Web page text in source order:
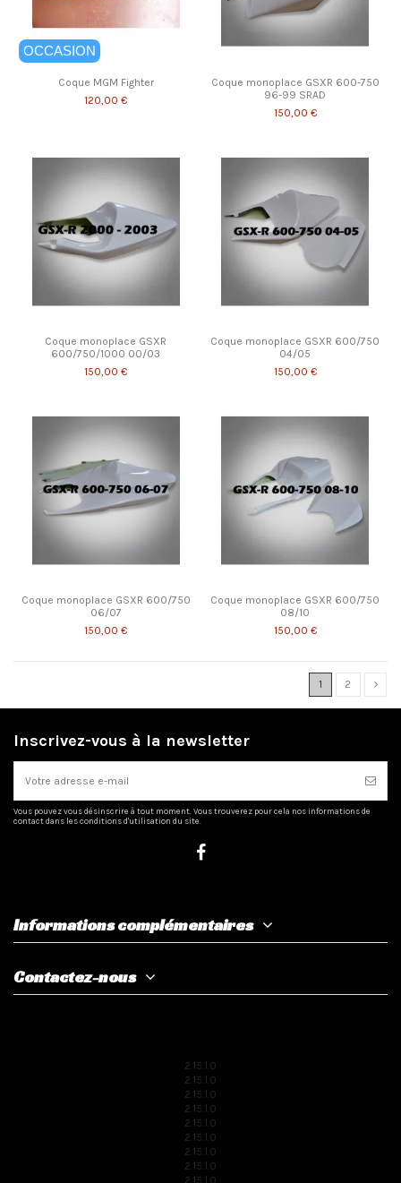
OCCASION
Coque MGM Fighter
120,00 €
Coque monoplace GSXR 600-750
96-99 SRAD
150,00 €
Coque monoplace GSXR
600/750/1000 00/03
150,00 €
Coque monoplace GSXR 600/750
04/05
150,00 €
Coque monoplace GSXR 600/750
06/07
150,00 €
Coque monoplace GSXR 600/750
08/10
150,00 €
1 2
Inscrivez-vous à la newsletter
Vous pouvez vous désinscrire à tout moment. Vous trouverez pour cela nos informations de
contact dans les conditions d'utilisation du site.
Informations complémentaires
Contactez-nous
2.15.1.0
2.15.1.0
2.15.1.0
2.15.1.0
2.15.1.0
2.15.1.0
2.15.1.0
2.15.1.0
2.15.1.0